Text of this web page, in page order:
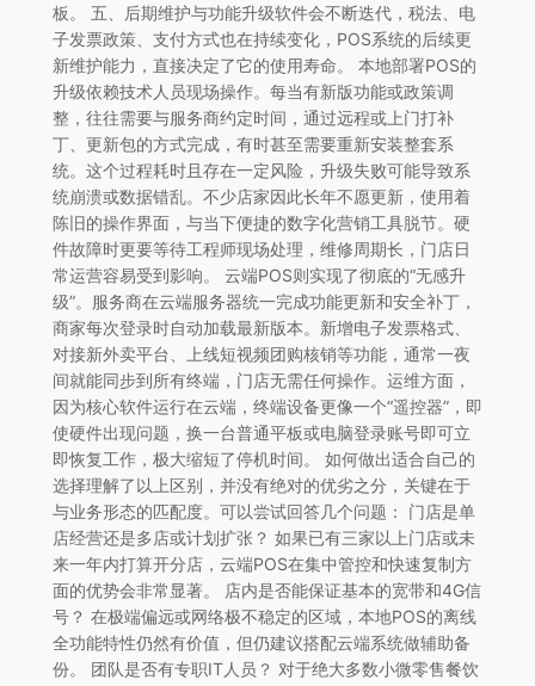
板。 五、后期维护与功能升级软件会不断迭代，税法、电
子发票政策、支付方式也在持续变化，POS系统的后续更
新维护能力，直接决定了它的使用寿命。 本地部署POS的
升级依赖技术人员现场操作。每当有新版功能或政策调
整，往往需要与服务商约定时间，通过远程或上门打补
丁、更新包的方式完成，有时甚至需要重新安装整套系
统。这个过程耗时且存在一定风险，升级失败可能导致系
统崩溃或数据错乱。不少店家因此长年不愿更新，使用着
陈旧的操作界面，与当下便捷的数字化营销工具脱节。硬
件故障时更要等待工程师现场处理，维修周期长，门店日
常运营容易受到影响。 云端POS则实现了彻底的“无感升
级”。服务商在云端服务器统一完成功能更新和安全补丁，
商家每次登录时自动加载最新版本。新增电子发票格式、
对接新外卖平台、上线短视频团购核销等功能，通常一夜
间就能同步到所有终端，门店无需任何操作。运维方面，
因为核心软件运行在云端，终端设备更像一个“遥控器”，即
使硬件出现问题，换一台普通平板或电脑登录账号即可立
即恢复工作，极大缩短了停机时间。 如何做出适合自己的
选择理解了以上区别，并没有绝对的优劣之分，关键在于
与业务形态的匹配度。可以尝试回答几个问题： 门店是单
店经营还是多店或计划扩张？ 如果已有三家以上门店或未
来一年内打算开分店，云端POS在集中管控和快速复制方
面的优势会非常显著。 店内是否能保证基本的宽带和4G信
号？ 在极端偏远或网络极不稳定的区域，本地POS的离线
全功能特性仍然有价值，但仍建议搭配云端系统做辅助备
份。 团队是否有专职IT人员？ 对于绝大多数小微零售餐饮